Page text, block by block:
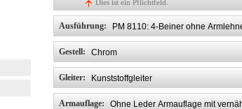
Dies ist ein Pflichtfeld.
Ausführung:
Gestell:
Gleiter:
Armauflage: